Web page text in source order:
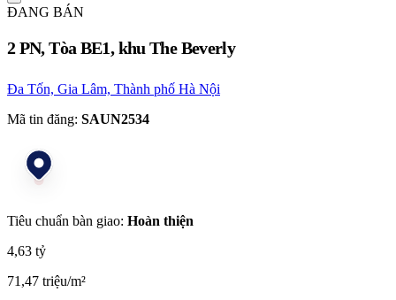
ĐANG BÁN
2 PN, Tòa BE1, khu The Beverly
Đa Tốn, Gia Lâm, Thành phố Hà Nội
Mã tin đăng: SAUN2534
Tiêu chuẩn bàn giao: Hoàn thiện
4,63 tỷ
71,47 triệu/m²